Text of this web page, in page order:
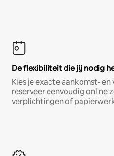
De flexibiliteit die jij nodig
Kies je exacte aankomst-
reserveer eenvoudig online
verplichtingen of